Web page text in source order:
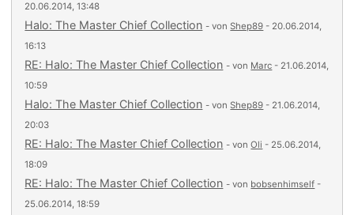
20.06.2014, 13:48
Halo: The Master Chief Collection - vonShep89 - 20.06.2014,
16:13
RE: Halo: The Master Chief Collection - von Marc - 21.06.2014,
10:59
Halo: The Master Chief Collection - vonShep89 - 21.06.2014,
20:03
RE: Halo: The Master Chief Collection - vonOli - 25.06.2014,
18:09
RE: Halo: The Master Chief Collection - von bobsenhimself -
25.06.2014, 18:59